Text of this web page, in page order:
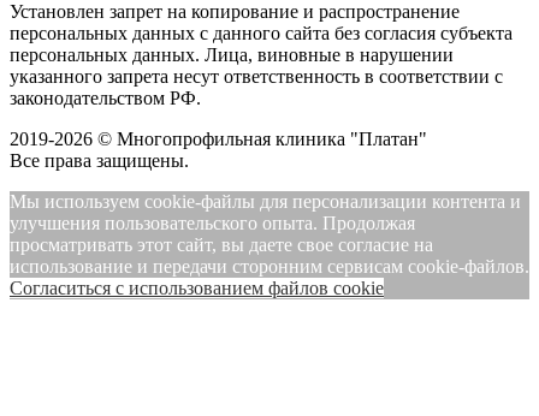
Установлен запрет на копирование и распространение
персональных данных с данного сайта без согласия субъекта
персональных данных. Лица, виновные в нарушении
указанного запрета несут ответственность в соответствии с
законодательством РФ.
2019-2026 © Многопрофильная клиника "Платан"
Все права защищены.
Мы используем cookie-файлы для персонализации контента и
улучшения пользовательского опыта. Продолжая
просматривать этот сайт, вы даете свое согласие на
использование и передачи сторонним сервисам cookie-файлов.
Cогласиться с использованием файлов cookie